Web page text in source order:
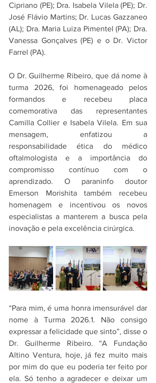
Cipriano (PE); Dra. Isabela Vilela (PE); Dr.
José Flávio Martins; Dr. Lucas Gazzaneo
(AL); Dra. Maria Luiza Pimentel (PA); Dra.
Vanessa Gonçalves (PE) e o Dr. Victor
Farrel (PA).
O Dr. Guilherme Ribeiro, que dá nome à
turma 2026, foi homenageado pelos
formandos e recebeu placa
comemorativa das representantes
Camilla Collier e Isabela Vilela. Em sua
mensagem, enfatizou a
responsabilidade ética do médico
oftalmologista e a importância do
compromisso contínuo com o
aprendizado. O paraninfo doutor
Emerson Morishita também recebeu
homenagem e incentivou os novos
especialistas a manterem a busca pela
inovação e pela excelência cirúrgica.
“Para mim, é uma honra imensurável dar
nome à Turma 2026.1. Não consigo
expressar a felicidade que sinto”, disse o
Dr. Guilherme Ribeiro. “A Fundação
Altino Ventura, hoje, já fez muito mais
por mim do que eu poderia ter feito por
ela. Só tenho a agradecer e deixar um